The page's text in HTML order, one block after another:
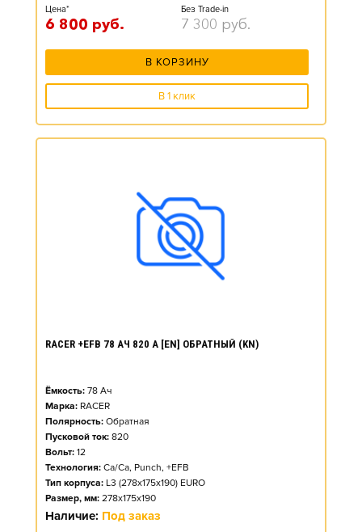
Цена*
6 800 руб.
Без Trade-in
7 300 руб.
В КОРЗИНУ
В 1 клик
RACER +EFB 78 АЧ 820 А [EN] ОБРАТНЫЙ (KN)
Ёмкость: 78 Ач
Марка: RACER
Полярность: Обратная
Пусковой ток: 820
Вольт: 12
Технология: Ca/Ca, Punch, +EFB
Тип корпуса: L3 (278x175x190) EURO
Размер, мм: 278x175x190
Наличие: Под заказ